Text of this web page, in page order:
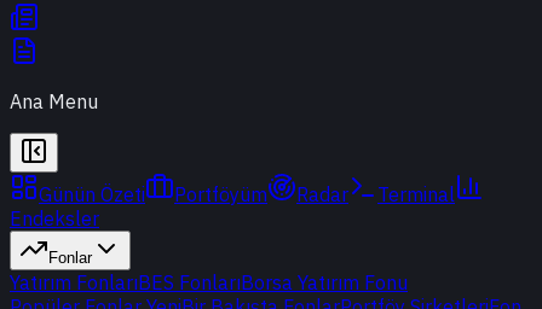
Ana Menu
Günün Özeti Portföyüm Radar
Terminal
Endeksler
Fonlar
Yatırım FonlarıBES FonlarıBorsa Yatırım Fonu